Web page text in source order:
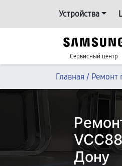
Устройства
Сервисный центр
Главная / Ремонт
Дону